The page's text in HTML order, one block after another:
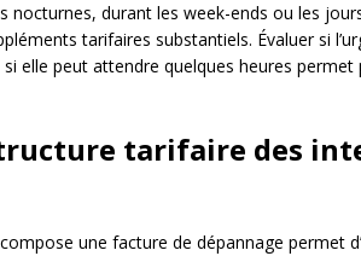
nocturnes, durant les week-ends ou les
tarifaires substantiels. Évaluer si
elle peut attendre quelques heures permet
tarifaire des
une facture de dépannage permet